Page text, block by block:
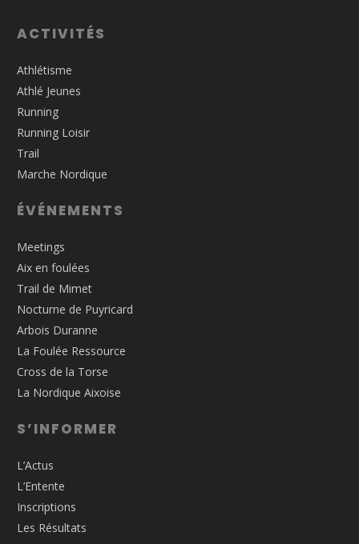
ACTIVITÉS
Athlétisme
Athlé Jeunes
Running
Running Loisir
Trail
Marche Nordique
ÉVÉNEMENTS
Meetings
Aix en foulées
Trail de Mimet
Nocturne de Puyricard
Arbois Duranne
La Foulée Ressource
Cross de la Torse
La Nordique Aixoise
S’INFORMER
L’Actus
L’Entente
Inscriptions
Les Résultats